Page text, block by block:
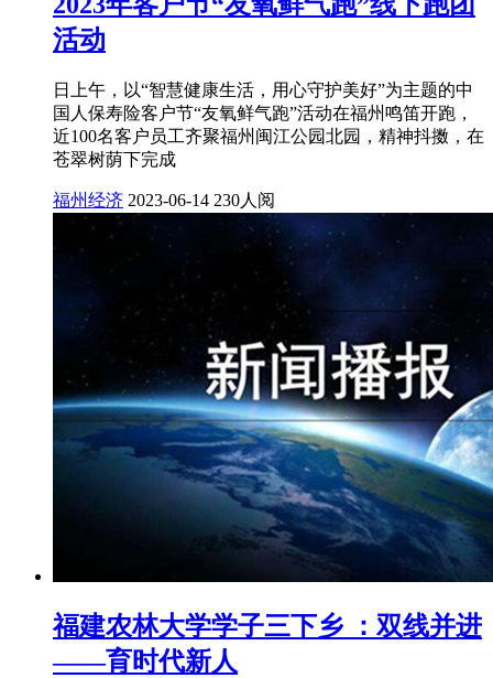
活动
日上午，以“智慧健康生活，用心守护美好”为主题的中
国人保寿险客户节“友氧鲜气跑”活动在福州鸣笛开跑，
近100名客户员工齐聚福州闽江公园北园，精神抖擞，在
苍翠树荫下完成
福州经济 2023-06-14 230人阅
​福建农林大学学子三下乡 ：双线并进
——育时代新人